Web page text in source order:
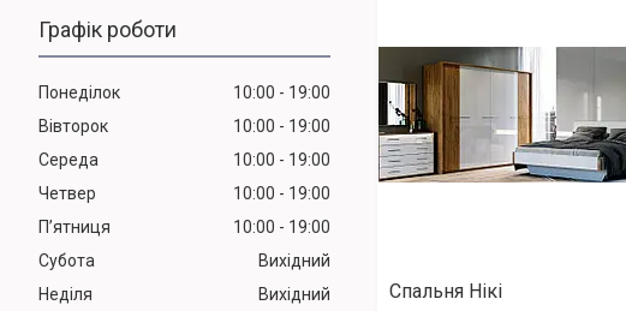
Графік роботи
Понеділок 10:00
19:00
Вівторок
10:00
19:00
Середа
10:00
19:00
Четвер
10:00
19:00
Пʼятниця
10:00
19:00
Субота
Вихідний
Неділя
Вихідний Спальня Нікі